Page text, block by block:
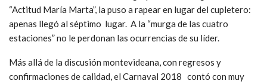
“Actitud María Marta”, la puso a rapear en lugar del cupletero:
apenas llegó al séptimo lugar. A la “murga de las cuatro
estaciones” no le perdonan las ocurrencias de su líder.
Más allá de la discusión montevideana, con regresos y
confirmaciones de calidad, el Carnaval 2018 contó con muy